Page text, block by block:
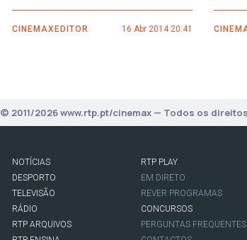
CINEMAXEDITOR 16 Abr 2014 20:41
© 2011/2026 www.rtp.pt/cinemax — Todos os
NOTÍCIAS
DESPORTO
TELEVISÃO
RÁDIO
RTP ARQUIVOS
RTP PLAY
EM DIRETO
REVER PROGRAMAS
CONCURSOS
PERGUNTAS FREQUENTES